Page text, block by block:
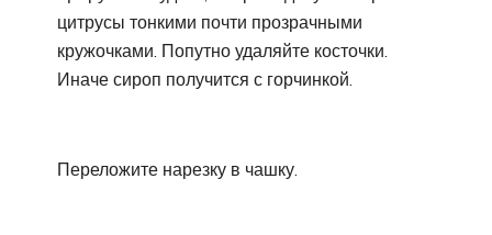
цитрусы тонкими почти прозрачными
кружочками. Попутно удаляйте косточки.
Иначе сироп получится с горчинкой.
Переложите нарезку в чашку.